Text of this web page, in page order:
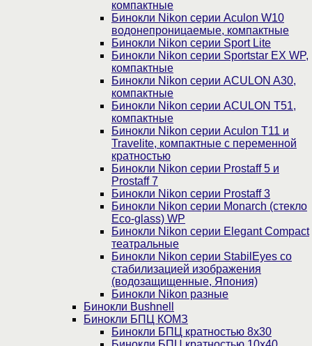
компактные
Бинокли Nikon серии Aculon W10
водонепроницаемые, компактные
Бинокли Nikon серии Sport Lite
Бинокли Nikon серии Sportstar EX WP,
компактные
Бинокли Nikon серии ACULON A30,
компактные
Бинокли Nikon серии ACULON Т51,
компактные
Бинокли Nikon серии Aculon T11 и
Travelite, компактные с переменной
кратностью
Бинокли Nikon серии Prostaff 5 и
Prostaff 7
Бинокли Nikon серии Prostaff 3
Бинокли Nikon серии Monarch (стекло
Eco-glass) WP
Бинокли Nikon серии Elegant Compact
театральные
Бинокли Nikon серии StabilEyes со
стабилизацией изображения
(водозащищенные, Япония)
Бинокли Nikon разные
Бинокли Bushnell
Бинокли БПЦ КОМЗ
Бинокли БПЦ кратностью 8х30